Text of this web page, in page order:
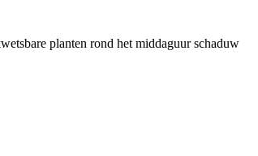
planten rond het middaguur schaduw